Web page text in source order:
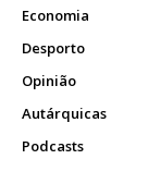
Economia
Desporto
Opinião
Autárquicas
Podcasts